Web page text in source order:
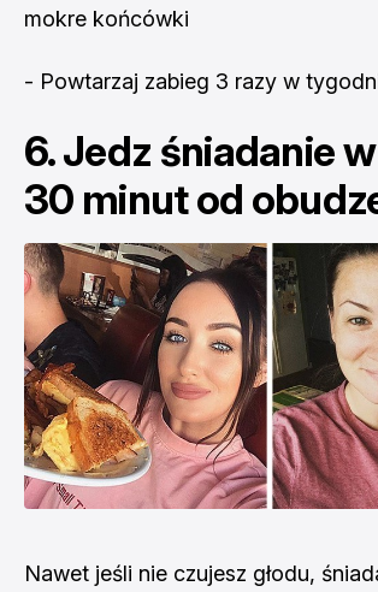
mokre końcówki
- Powtarzaj zabieg 3 razy w
6. Jedz śniadanie
30 minut od
Nawet jeśli nie czujesz głodu,